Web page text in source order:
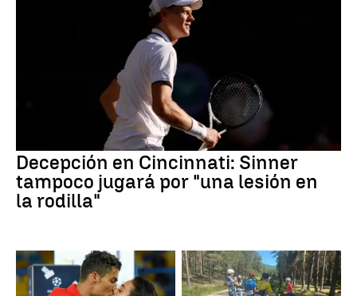
Decepción en Cincinnati: Sinner
tampoco jugará por "una lesión en
la rodilla"